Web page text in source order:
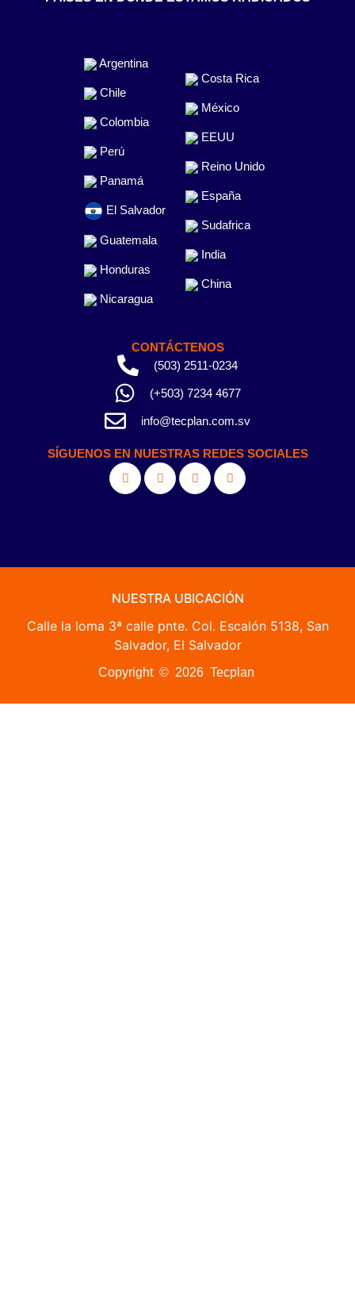
Argentina
Chile
Colombia
Perú
Panamá
El Salvador
Guatemala
Honduras
Nicaragua
Costa Rica
México
EEUU
Reino Unido
España
Sudafrica
India
China
CONTÁCTENOS
(503) 2511-0234
(+503) 7234 4677
info@tecplan.com.sv
SÍGUENOS EN NUESTRAS REDES SOCIALES
NUESTRA UBICACIÓN
Calle la loma 3ª calle pnte. Col. Escalón 5138, San
Salvador, El Salvador
Copyright © 2026 Tecplan